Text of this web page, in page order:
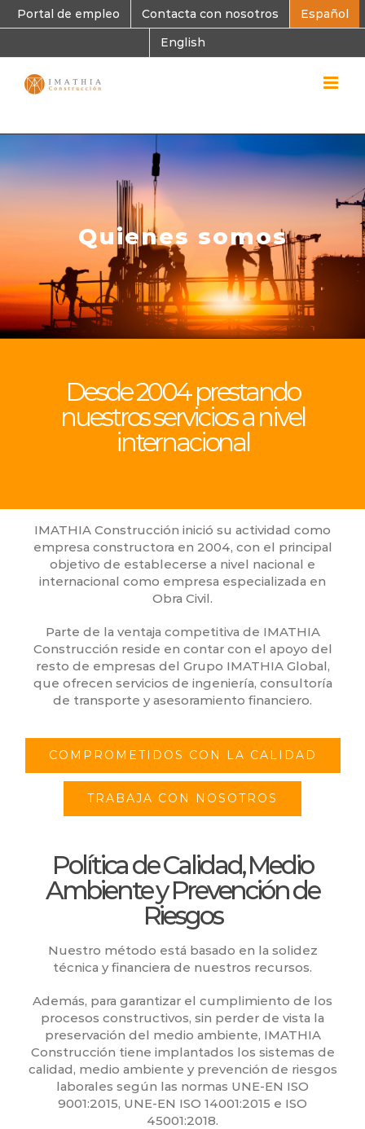
Skip
to
Portal de empleo Contacta con nosotros
Español
English
Quienes somos
Desde 2004 prestando
nuestros servicios a nivel
internacional
IMATHIA Construcción inició su actividad como
empresa constructora en 2004, con el principal
objetivo de establecerse a nivel nacional e
internacional como empresa especializada en
Obra Civil.
Parte de la ventaja competitiva de IMATHIA
Construcción reside en contar con el apoyo del
resto de empresas del Grupo IMATHIA Global,
que ofrecen servicios de ingeniería, consultoría
de transporte y asesoramiento financiero.
COMPROMETIDOS CON LA CALIDAD
TRABAJA CON NOSOTROS
Política de Calidad, Medio
Ambiente y Prevención de
Riesgos
Nuestro método está basado en la solidez
técnica y financiera de nuestros recursos.
Además, para garantizar el cumplimiento de los
procesos constructivos, sin perder de vista la
preservación del medio ambiente, IMATHIA
Construcción tiene implantados los sistemas de
calidad, medio ambiente y prevención de riesgos
laborales según las normas UNE-EN ISO
9001:2015, UNE-EN ISO 14001:2015 e ISO
45001:2018.